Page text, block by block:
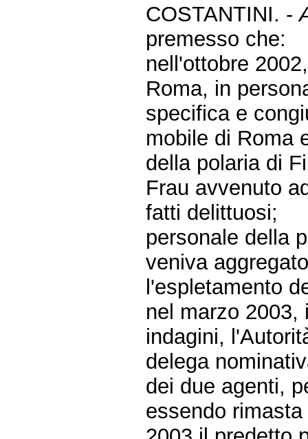
COSTANTINI. -
premesso che:
nell'ottobre
Roma, in
specifica e
mobile di Roma
della polaria di
Frau avvenuto
fatti delittuosi;
personale della
veniva
l'espletamento
nel marzo 2003,
indagini,
delega
dei due agenti,
essendo